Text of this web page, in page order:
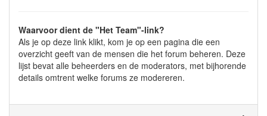
Waarvoor dient de "Het Team"-link?
Als je op deze link klikt, kom je op een pagina die een
overzicht geeft van de mensen die het forum beheren. Deze
lijst bevat alle beheerders en de moderators, met bijhorende
details omtrent welke forums ze modereren.